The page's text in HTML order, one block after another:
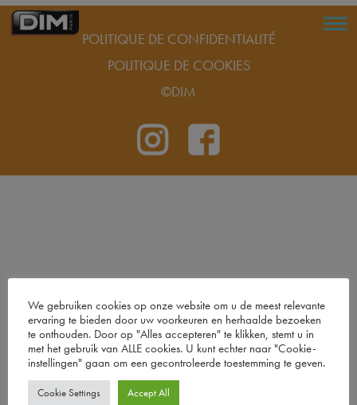
POLITIQUE DE CONFIDENTIALITÉ
POLITIQUE DE COOKIES
©DIM
We gebruiken cookies op onze website om u de meest relevante
ervaring te bieden door uw voorkeuren en herhaalde bezoeken
te onthouden. Door op "Alles accepteren" te klikken, stemt u in
met het gebruik van ALLE cookies. U kunt echter naar "Cookie-
instellingen" gaan om een ​​gecontroleerde toestemming te geven.
Cookie Settings Accept All